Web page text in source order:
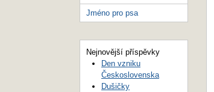
Jméno pro psa
Nejnovější příspěvky
Den vzniku
Československa
Dušičky